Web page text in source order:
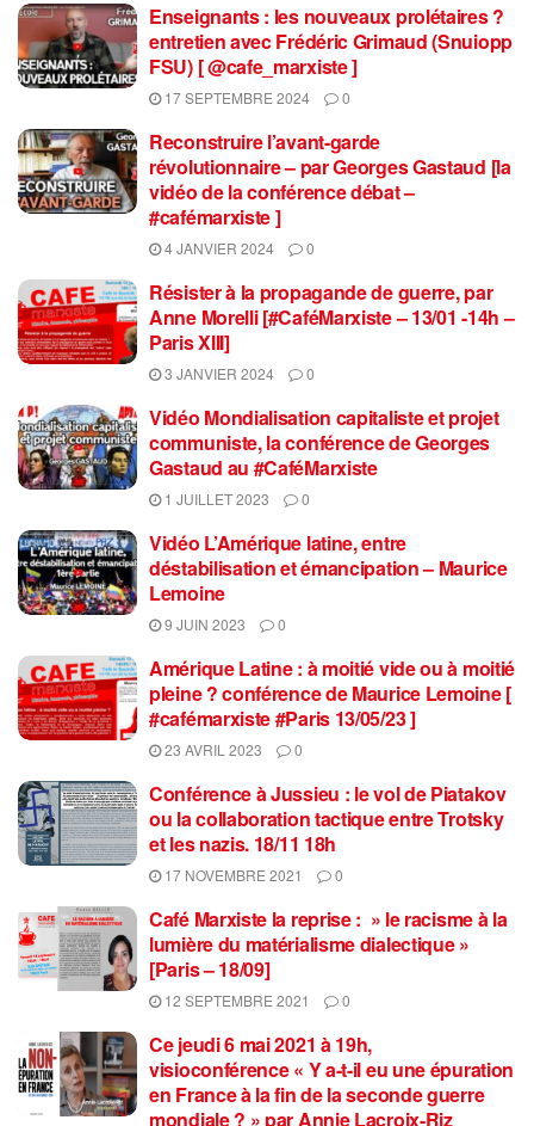
Enseignants : les nouveaux prolétaires ?
entretien avec Frédéric Grimaud (Snuiopp
FSU) [ @cafe_marxiste ]
17 SEPTEMBRE 2024 0
Reconstruire l’avant-garde
révolutionnaire – par Georges Gastaud [la
vidéo de la conférence débat –
#cafémarxiste ]
4 JANVIER 2024 0
Résister à la propagande de guerre, par
Anne Morelli [#CaféMarxiste – 13/01 -14h –
Paris XIII]
3 JANVIER 2024 0
Vidéo Mondialisation capitaliste et projet
communiste, la conférence de Georges
Gastaud au #CaféMarxiste
1 JUILLET 2023 0
Vidéo L’Amérique latine, entre
déstabilisation et émancipation – Maurice
Lemoine
9 JUIN 2023 0
Amérique Latine : à moitié vide ou à moitié
pleine ? conférence de Maurice Lemoine [
#cafémarxiste #Paris 13/05/23 ]
23 AVRIL 2023 0
Conférence à Jussieu : le vol de Piatakov
ou la collaboration tactique entre Trotsky
et les nazis. 18/11 18h
17 NOVEMBRE 2021 0
Café Marxiste la reprise : » le racisme à la
lumière du matérialisme dialectique »
[Paris – 18/09]
12 SEPTEMBRE 2021 0
Ce jeudi 6 mai 2021 à 19h,
visioconférence « Y a-t-il eu une épuration
en France à la fin de la seconde guerre
mondiale ? » par Annie Lacroix-Riz